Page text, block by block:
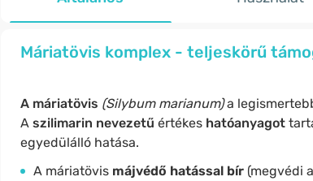
Máriatövis komplex - teljeskörű
A máriatövis (Silybum marianum)a
A szilimarin nevezetű értékes hatóanyagot
egyedülálló hatása.
A máriatövis májvédő hatással bír(megvédi